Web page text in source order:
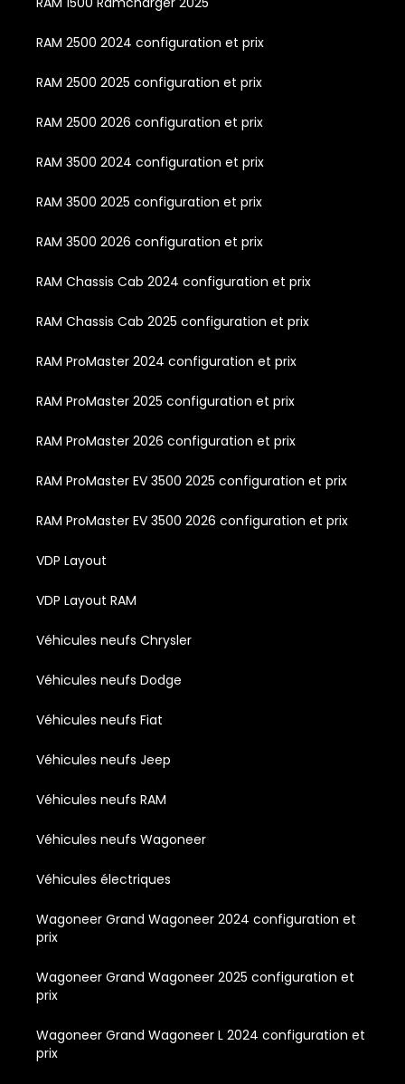
RAM 2500 2024 configuration et prix
RAM 2500 2025 configuration et prix
RAM 2500 2026 configuration et prix
RAM 3500 2024 configuration et prix
RAM 3500 2025 configuration et prix
RAM 3500 2026 configuration et prix
RAM Chassis Cab 2024 configuration et prix
RAM Chassis Cab 2025 configuration et prix
RAM ProMaster 2024 configuration et prix
RAM ProMaster 2025 configuration et prix
RAM ProMaster 2026 configuration et prix
RAM ProMaster EV 3500 2025 configuration et prix
RAM ProMaster EV 3500 2026 configuration et prix
VDP Layout
VDP Layout RAM
Véhicules neufs Chrysler
Véhicules neufs Dodge
Véhicules neufs Fiat
Véhicules neufs Jeep
Véhicules neufs RAM
Véhicules neufs Wagoneer
Véhicules électriques
Wagoneer Grand Wagoneer 2024 configuration et
prix
Wagoneer Grand Wagoneer 2025 configuration et
prix
Wagoneer Grand Wagoneer L 2024 configuration et
prix